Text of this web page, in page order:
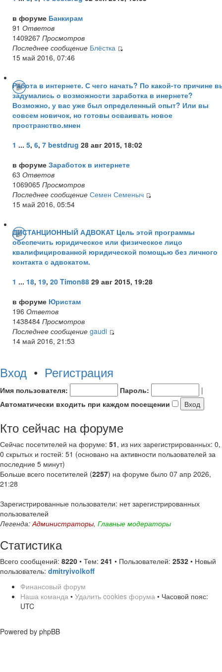
в форуме Банкирам
91 Ответов
1409267 Просмотров
Последнее сообщение Блёстка
15 май 2016, 07:46
Работа в интернете. С чего начать? По какой-то причине
задумались о возможности заработка в инернете?
Возможно, у вас уже был определенный опыт? Или вы
совсем новичок, но готовы осваивать новое
пространство.мнен
1 ... 5, 6, 7 bestdrug 28 авг 2015, 18:02
в форуме Заработок в интернете
63 Ответов
1069065 Просмотров
Последнее сообщение Семен Семеныч
15 май 2016, 05:54
ДИСТАНЦИОННЫЙ АДВОКАТ Цель этой программы
обеспечить юридическое или физическое лицо
квалифицированной юридической помощью без личного
контакта с адвокатом.
1 ... 18, 19, 20 Timon88 29 авг 2015, 19:28
в форуме Юристам
196 Ответов
1438484 Просмотров
Последнее сообщение gaudi
14 май 2016, 21:53
Вход • Регистрация
Имя пользователя: Пароль:
|
Автоматически входить при каждом посещении
Кто сейчас на форуме
Сейчас посетителей на форуме: 51, из них зарегистрированных: 0,
0 скрытых и гостей: 51 (основано на активности пользователей за
последние 5 минут)
Больше всего посетителей (2257) на форуме было 07 апр 2026,
21:28
Зарегистрированные пользователи: нет зарегистрированных
пользователей
Легенда: Администраторы, Главные модераторы
Статистика
Всего сообщений: 8220 • Тем: 241 • Пользователей: 2532 • Новый
пользователь: dmitryivolkoff
Финансовый форум
Наша команда • Удалить cookies форума • Часовой пояс:
UTC
Powered by phpBB